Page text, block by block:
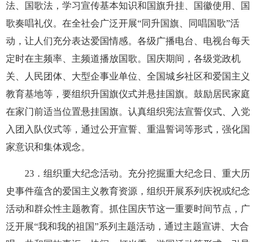
法、国歌法，学习宣传基本知识和国旗升挂、国徽使用、国
歌奏唱礼仪。在全社会广泛开展“同升国旗、同唱国歌”活
动，让人们充分表达爱国情感。各级广播电台、电视台每天
定时在主频率、主频道播放国歌。国庆期间，各级党政机
关、人民团体、大型企事业单位、全国城乡社区和爱国主义
教育基地等，要组织升国旗仪式并悬挂国旗。鼓励居民家庭
在家门前适当位置悬挂国旗。认真组织宪法宣誓仪式、入党
入团入队仪式等，通过公开宣誓、重温誓词等形式，强化国
家意识和集体观念。
23 ．组织重大纪念活动。充分挖掘重大纪念日、重大历
史事件蕴含的爱国主义教育资源，组织开展系列庆祝或纪念
活动和群众性主题教育。抓住国庆节这一重要时间节点，广
泛开展“我和我的祖国”系列主题活动，通过主题宣讲、大合